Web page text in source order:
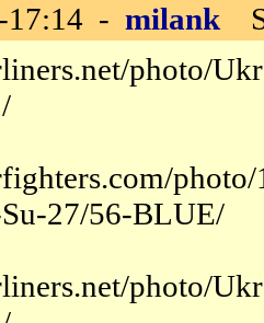
17:14 - milank
photo/
27/56-BLUE/
photo/